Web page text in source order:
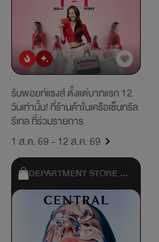
ยอดนิยมมาใหม่
รับพอยท์แรงส์ ตั้งแต่บาทแรก 12
วันเท่านั้น! ที่ร้านค้าในเครือเซ็นทรัล
รีเทล ที่ร่วมรายการ
1 ส.ค. 69 - 12 ส.ค. 69
DEPARTMENT STORE &
SHOPPING